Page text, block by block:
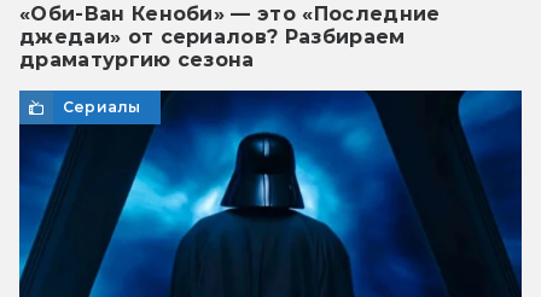
«Оби-Ван Кеноби» — это «Последние
джедаи» от сериалов? Разбираем
драматургию сезона
Сериалы